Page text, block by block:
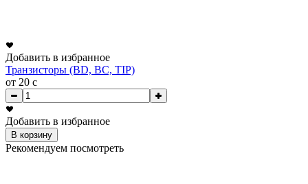
Добавить в избранное
Транзисторы (BD, BC, TIP)
от 20 c
Добавить в избранное
В корзину
Рекомендуем посмотреть